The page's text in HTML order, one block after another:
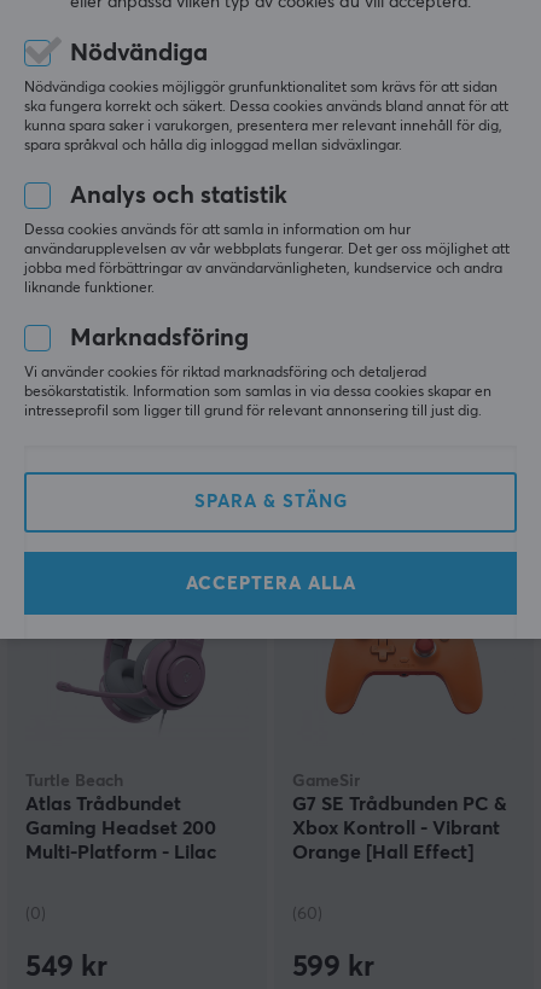
299 kr (399 kr)
(1)
SPARA
Pulsar
Supergrip Grip tape till
Xbox Kontroll
SPARA 20%
Gamingheadset - Grön
599 kr
Turtle Beach
Atlas Trådbundet
Gaming Headset 200
Multi-Platform - Lilac
(0)
549 kr
GameSir
G7 SE Trådbunden PC &
Xbox Kontroll - Vibrant
Orange [Hall Effect]
(60)
599 kr
Nödvändiga
Nödvändiga cookies möjliggör grunfunktionalitet som krävs för att sidan
ska fungera korrekt och säkert. Dessa cookies används bland annat för att
kunna spara saker i varukorgen, presentera mer relevant innehåll för dig,
spara språkval och hålla dig inloggad mellan sidväxlingar.
Analys och statistik
Dessa cookies används för att samla in information om hur
användarupplevelsen av vår webbplats fungerar. Det ger oss möjlighet att
jobba med förbättringar av användarvänligheten, kundservice och andra
liknande funktioner.
Marknadsföring
Vi använder cookies för riktad marknadsföring och detaljerad
besökarstatistik. Information som samlas in via dessa cookies skapar en
intresseprofil som ligger till grund för relevant annonsering till just dig.
SPARA & STÄNG
ACCEPTERA ALLA